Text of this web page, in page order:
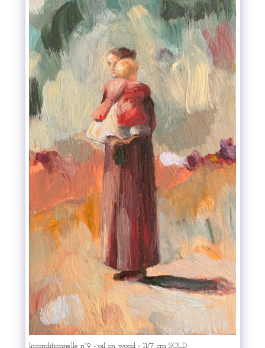
Inconditionnelle n°9 - oil on wood - 11/7 cm SOLD